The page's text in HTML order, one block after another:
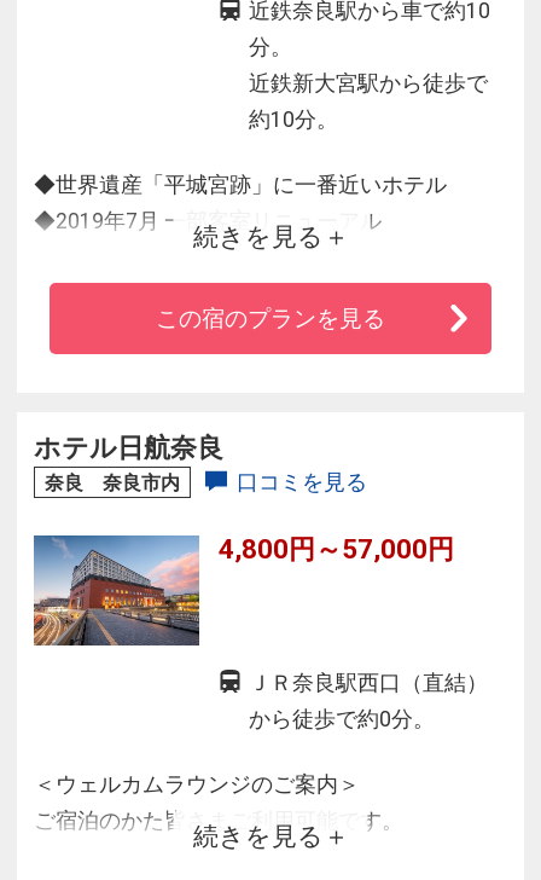
近鉄奈良駅から車で約10
分。
近鉄新大宮駅から徒歩で
約10分。
◆世界遺産「平城宮跡」に一番近いホテル
◆2019年7月 一部客室リニューアル
◆県最大級の書店が併設された奈良コンベンシ
ョンセンターや平城宮跡まで徒歩圏内。
◆駐車場230台完備でＲ24沿いで車はもちろん電
続きを見る
この宿のプランを見る
ホテル日航奈良
奈良 奈良市内 口コミを見る
4,800円～57,000円
ＪＲ奈良駅西口（直結）
から徒歩で約0分。
＜ウェルカムラウンジのご案内＞
ご宿泊のかた皆さまご利用可能です。
奈良の地酒やワイン、ソフトドリンク等をご用
続きを見る